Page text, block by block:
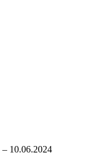
– 10.06.2024